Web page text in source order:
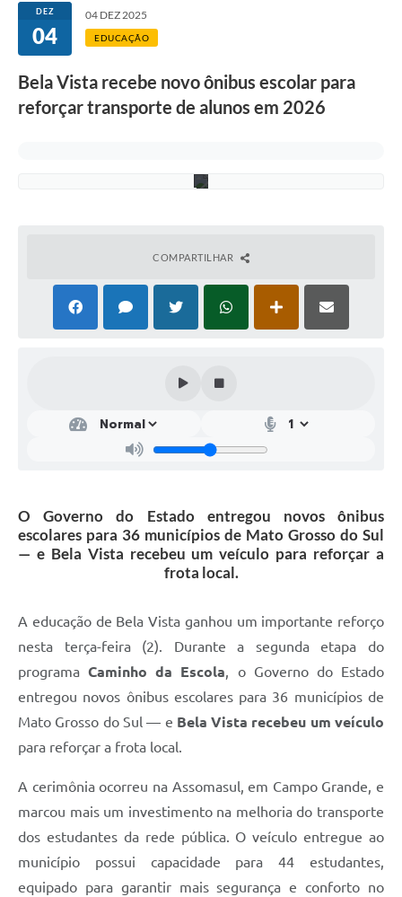
DEZ
04
04 DEZ 2025
EDUCAÇÃO
Bela Vista recebe novo ônibus escolar para
reforçar transporte de alunos em 2026
s
n
COMPARTILHAR
O Governo do Estado entregou novos ônibus
escolares para 36 municípios de Mato Grosso do Sul
— e Bela Vista recebeu um veículo para reforçar a
frota local.
A educação de Bela Vista ganhou um importante reforço
nesta terça-feira (2). Durante a segunda etapa do
programaCaminho da Escola, o Governo do Estado
entregou novos ônibus escolares para 36 municípios de
Mato Grosso do Sul — e Bela Vista recebeu um veículo
para reforçar a frota local.
A cerimônia ocorreu na Assomasul, em Campo Grande, e
marcou mais um investimento na melhoria do transporte
dos estudantes da rede pública. O veículo entregue ao
município possui capacidade para 44 estudantes,
equipado para garantir mais segurança e conforto no